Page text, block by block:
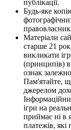
публікації.
Будь-яке
Матеріали
старше 21
викликати
(принципів)
ознак
Пам'ятайте,
джерелом
ігри на
приймає ні в
платежів, які